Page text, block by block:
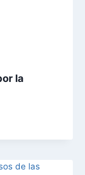
la